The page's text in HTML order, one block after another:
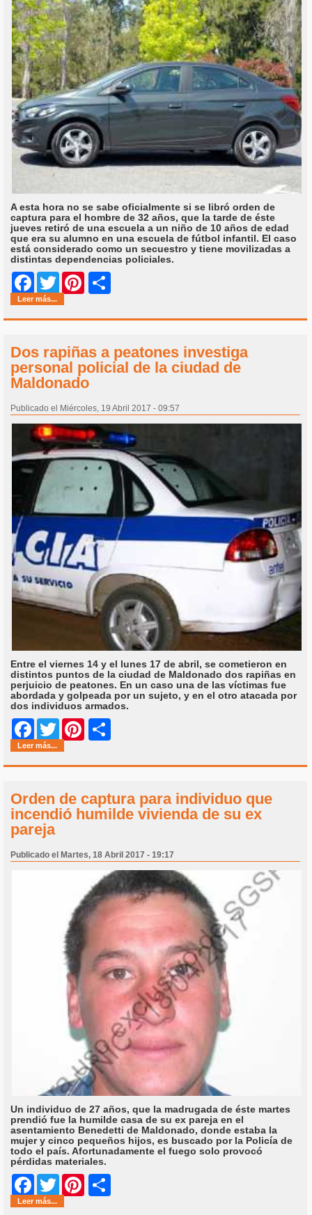
A esta hora no se sabe oficialmente si se libró orden de
captura para el hombre de 32 años, que la tarde de éste
jueves retiró de una escuela a un niño de 10 años de edad
que era su alumno en una escuela de fútbol infantil. El caso
está considerado como un secuestro y tiene movilizadas a
distintas dependencias policiales.
Facebook
Twitter Pinterest
Leer más...
Dos rapiñas a peatones investiga
personal policial de la ciudad de
Maldonado
Publicado el Miércoles, 19 Abril 2017 - 09:57
Entre el viernes 14 y el lunes 17 de abril, se cometieron en
distintos puntos de la ciudad de Maldonado dos rapiñas en
perjuicio de peatones. En un caso una de las víctimas fue
abordada y golpeada por un sujeto, y en el otro atacada por
dos individuos armados.
Facebook
Twitter Pinterest
Leer más...
Orden de captura para individuo que
incendió humilde vivienda de su ex
pareja
Publicado el Martes, 18 Abril 2017 - 19:17
Un individuo de 27 años, que la madrugada de éste martes
prendió fue la humilde casa de su ex pareja en el
asentamiento Benedetti de Maldonado, donde estaba la
mujer y cinco pequeños hijos, es buscado por la Policía de
todo el país. Afortunadamente el fuego solo provocó
pérdidas materiales.
Facebook
Twitter Pinterest
Leer más...